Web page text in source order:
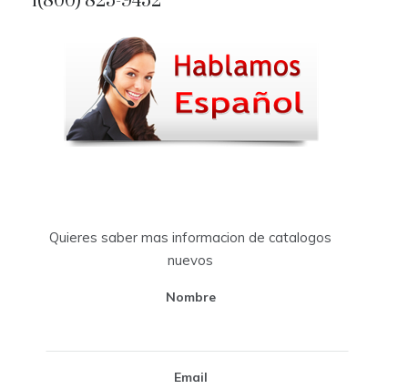
Quieres saber mas informacion de catalogos
nuevos
Nombre
Email